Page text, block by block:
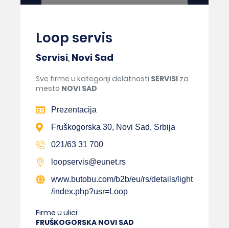
Loop servis
Servisi, Novi Sad
Sve firme u kategoriji delatnosti SERVISI za
mesto NOVI SAD
Prezentacija
Fruškogorska 30, Novi Sad, Srbija
021/63 31 700
loopservis@eunet.rs
www.butobu.com/b2b/eu/rs/details/light
/index.php?usr=Loop
Firme u ulici:
FRUŠKOGORSKA NOVI SAD